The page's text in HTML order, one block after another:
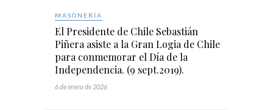
MASONERÍA
El Presidente de Chile Sebastián
Piñera asiste a la Gran Logia de Chile
para conmemorar el Día de la
Independencia. (9 sept.2019).
6 de enero de 2026